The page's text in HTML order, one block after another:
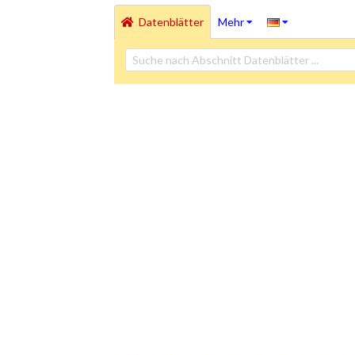
Datenblätter Mehr